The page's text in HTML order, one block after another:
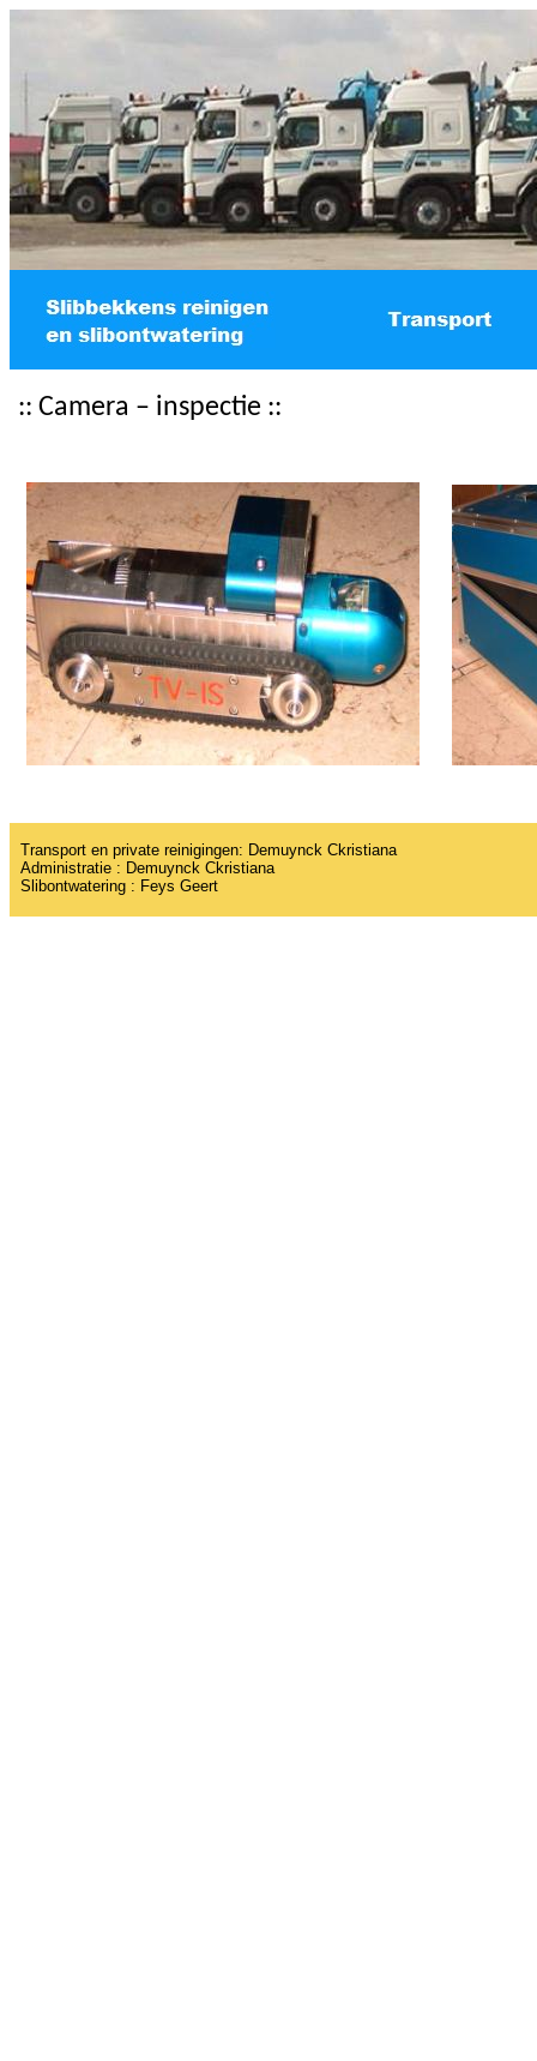
:: Camera – inspectie ::
Transport en private reinigingen: Demuynck Ckristiana
Administratie : Demuynck Ckristiana
Slibontwatering : Feys Geert